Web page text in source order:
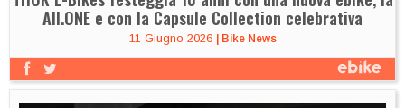
All.ONE e con la Capsule Collection celebrativa
11 Giugno 2026 | Bike News